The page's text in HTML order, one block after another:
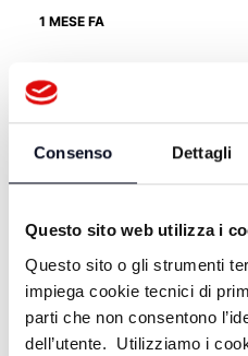
Consenso Dettagli
Questo sito web utilizza i
Questo sito o gli strumenti
impiega cookie tecnici di
parti che non consentono
dell’utente. Utilizziamo i
1 MESE FA
COR AD COR - 28/
1 MESE FA
COR AD COR - 14/
1 MESE FA